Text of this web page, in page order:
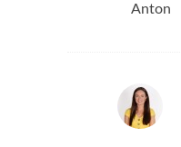
Anton